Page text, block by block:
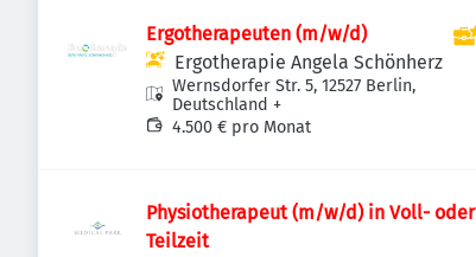
Ergotherapeuten (m/w/d)
Ergotherapie Angela Schönherz
Wernsdorfer Str. 5, 12527 Berlin,
Deutschland +
4.500 € pro Monat
Physiotherapeut (m/w/d) in Voll- oder
Teilzeit